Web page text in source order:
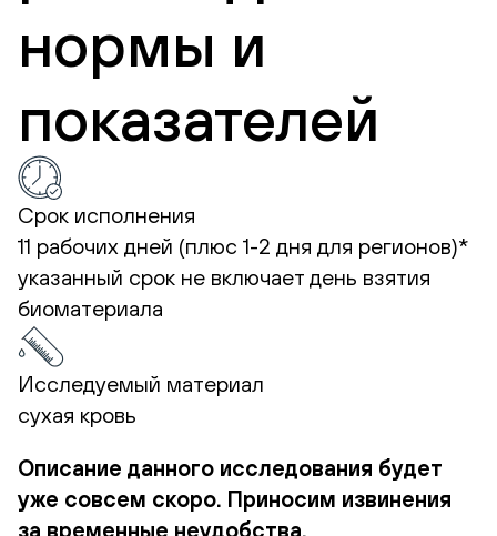
нормы и
показателей
Срок исполнения
11 рабочих дней (плюс 1-2 дня для регионов)*
указанный срок не включает день взятия
биоматериала
Исследуемый материал
сухая кровь
Описание данного исследования будет
уже совсем скоро. Приносим извинения
за временные неудобства.